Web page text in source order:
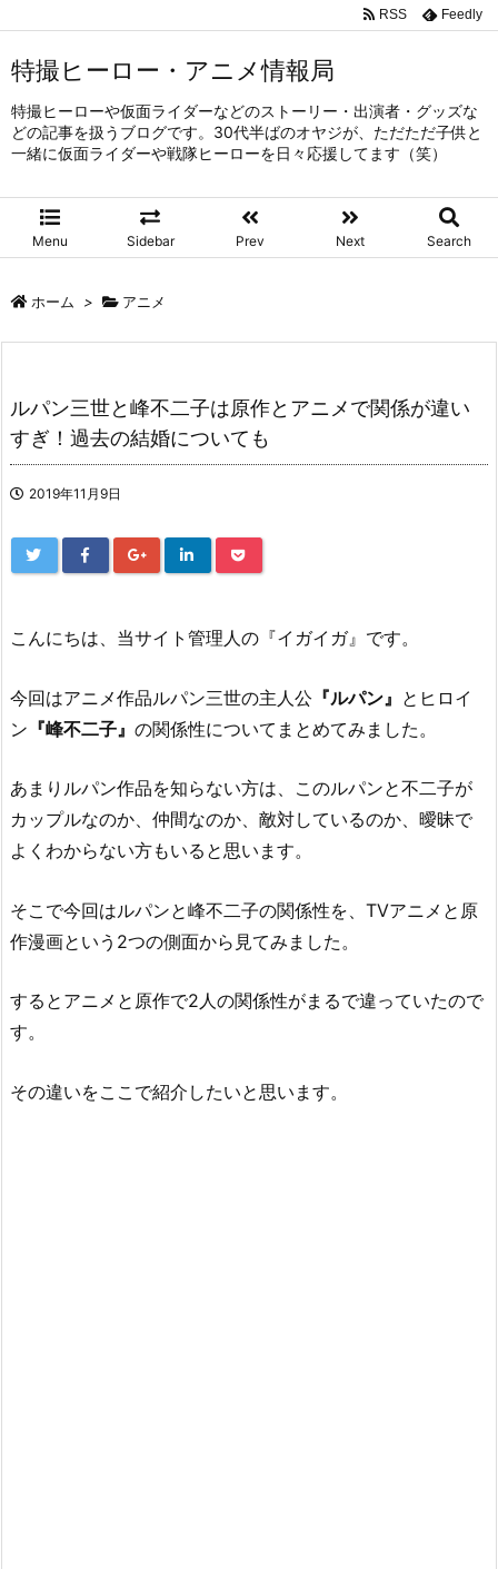
特撮ヒーロー・アニメ情報局
特撮ヒーローや仮面ライダーなどのストーリー・出演者・グッズな
どの記事を扱うブログです。30代半ばのオヤジが、ただただ子供と
一緒に仮面ライダーや戦隊ヒーローを日々応援してます（笑）
Menu Sidebar Prev Next Search
RSS Feedly
ホーム > アニメ
ルパン三世と峰不二子は原作とアニメで関係が違い
すぎ！過去の結婚についても
2019年11月9日
こんにちは、当サイト管理人の『イガイガ』です。
今回はアニメ作品ルパン三世の主人公 『ルパン』 とヒロイ
ン 『峰不二子』 の関係性についてまとめてみました。
あまりルパン作品を知らない方は、このルパンと不二子が
カップルなのか、仲間なのか、敵対しているのか、曖昧で
よくわからない方もいると思います。
そこで今回はルパンと峰不二子の関係性を、TVアニメと原
作漫画という2つの側面から見てみました。
するとアニメと原作で2人の関係性がまるで違っていたので
す。
その違いをここで紹介したいと思います。